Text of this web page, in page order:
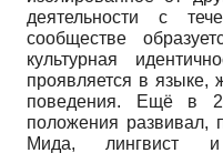
деятельности с
сообществе
культурная
проявляется в языке,
поведения. Ещё в
положения развивал,
Мида, лингвист и